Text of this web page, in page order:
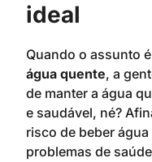
ideal
Quando o assunto é
água quente, a
de manter a água
e saudável, né?
risco de beber
problemas de